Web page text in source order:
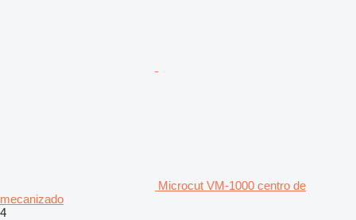
Microcut VM-1000 centro de
mecanizado
4